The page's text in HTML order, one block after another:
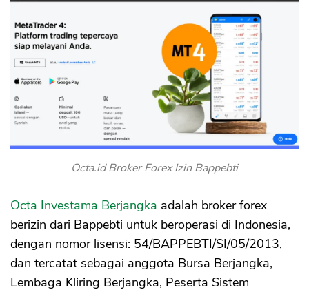
Octa.id Broker Forex Izin Bappebti
Octa Investama Berjangka adalah broker forex
berizin dari Bappebti untuk beroperasi di Indonesia,
dengan nomor lisensi: 54/BAPPEBTI/SI/05/2013,
dan tercatat sebagai anggota Bursa Berjangka,
Lembaga Kliring Berjangka, Peserta Sistem